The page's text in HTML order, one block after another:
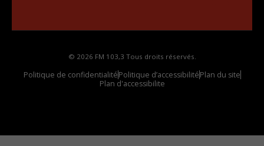
© 2026 FM 103,3 Tous droits réservés.
Politique de confidentialitéPolitique d’accessibilitéPlan du site
Plan d'accessibilite